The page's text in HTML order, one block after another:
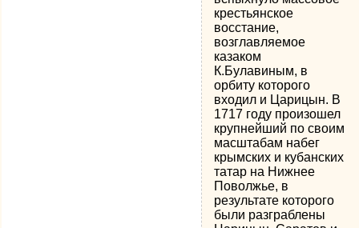
крестьянское
восстание,
возглавляемое
казаком
К.Булавиным, в
орбиту которого
входил и Царицын. В
1717 году произошел
крупнейший по своим
масштабам набег
крымских и кубанских
татар на Нижнее
Поволжье, в
результате которого
были разграблены